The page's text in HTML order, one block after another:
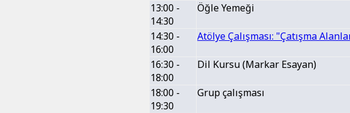
13:00 -
14:30
Öğle Yemeği
14:30 -
16:00
Atölye Çalışması: "Çatışma
16:30 -
18:00
Dil Kursu (Markar Esayan)
18:00 -
19:30
Grup çalışması